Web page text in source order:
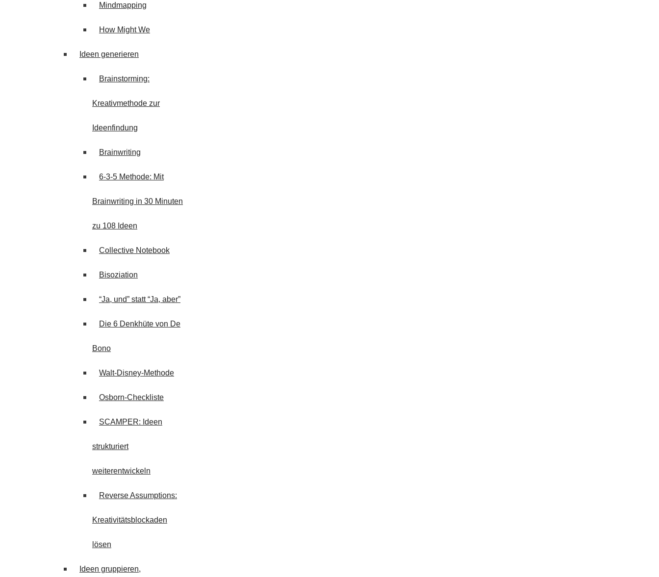
Mindmapping
How Might We
Ideen generieren
Brainstorming:
Kreativmethode zur
Ideenfindung
Brainwriting
6-3-5 Methode: Mit
Brainwriting in 30 Minuten
zu 108 Ideen
Collective Notebook
Bisoziation
“Ja, und” statt “Ja, aber”
Die 6 Denkhüte von De
Bono
Walt-Disney-Methode
Osborn-Checkliste
SCAMPER: Ideen
strukturiert
weiterentwickeln
Reverse Assumptions:
Kreativitätsblockaden
lösen
Ideen gruppieren,